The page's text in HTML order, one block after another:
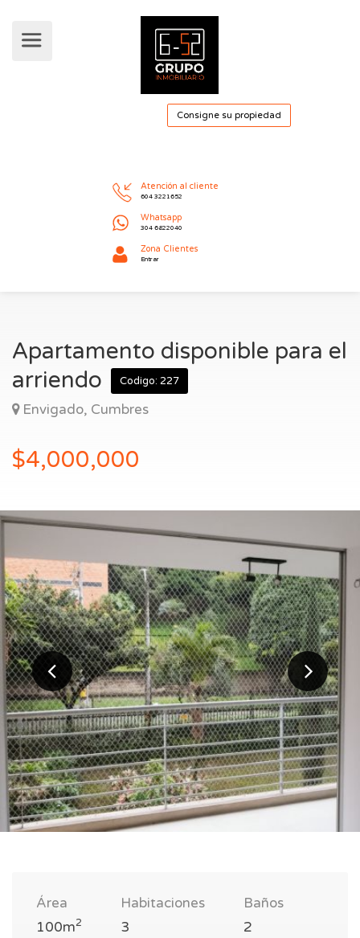
Zona Clientes
Apartamento disponible para el
arriendo
Codigo: 227
Envigado, Cumbres
$4,000,000
Área
100m2
Habitaciones
3
Baños
2